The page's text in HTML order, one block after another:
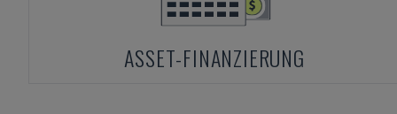
ASSET-FINANZIERUNG